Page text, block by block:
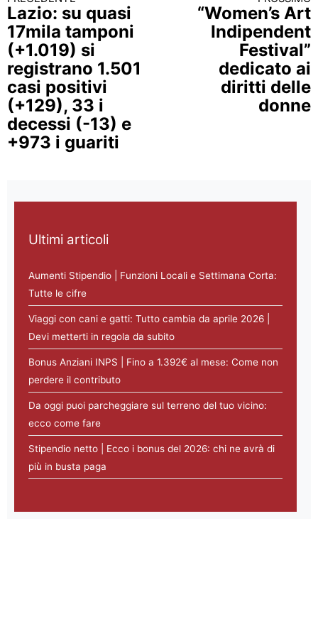
Continua a leggere
Lazio: su quasi
17mila tamponi
(+1.019) si
registrano 1.501
casi positivi
(+129), 33 i
decessi (-13) e
+973 i guariti
“Women’s Art
Indipendent
Festival”
dedicato ai
diritti delle
donne
Ultimi articoli
Aumenti Stipendio | Funzioni Locali e Settimana Corta:
Tutte le cifre
Viaggi con cani e gatti: Tutto cambia da aprile 2026 |
Devi metterti in regola da subito
Bonus Anziani INPS | Fino a 1.392€ al mese: Come non
perdere il contributo
Da oggi puoi parcheggiare sul terreno del tuo vicino:
ecco come fare
Stipendio netto | Ecco i bonus del 2026: chi ne avrà di
più in busta paga